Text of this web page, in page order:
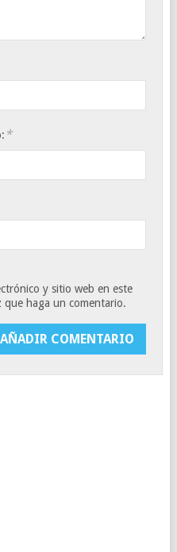
*
y sitio web en este
que haga un comentario.